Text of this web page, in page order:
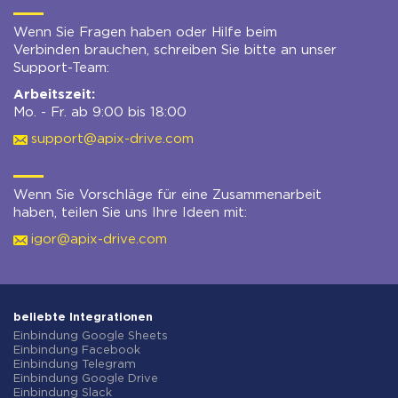
Wenn Sie Fragen haben oder Hilfe beim
Verbinden brauchen, schreiben Sie bitte an unser
Support-Team:
Arbeitszeit:
Mo. - Fr. ab 9:00 bis 18:00
support@apix-drive.com
Wenn Sie Vorschläge für eine Zusammenarbeit
haben, teilen Sie uns Ihre Ideen mit:
igor@apix-drive.com
beliebte Integrationen
Einbindung Google Sheets
Einbindung Facebook
Einbindung Telegram
Einbindung Google Drive
Einbindung Slack